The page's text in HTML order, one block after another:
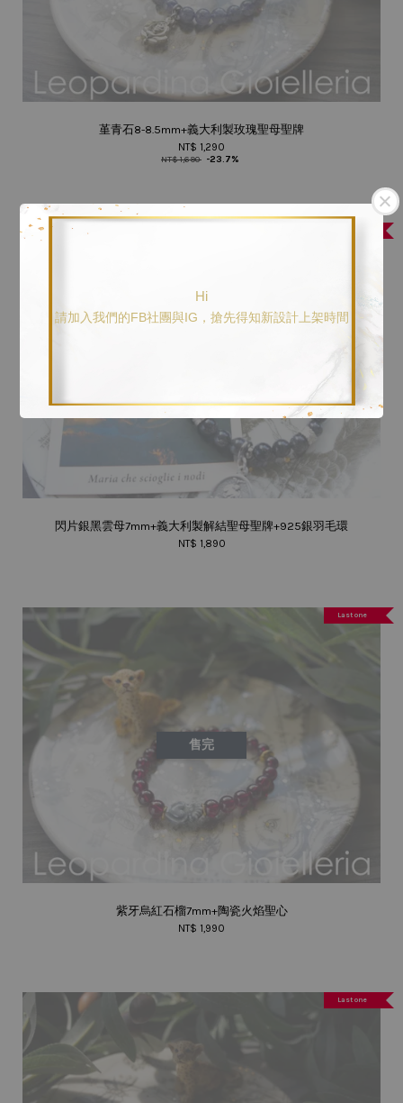
Hi
請加入我們的FB社團與IG，搶先得知新設計上架時間
堇青石8-8.5mm+義大利製玫瑰聖母聖牌
NT$ 1,290
NT$ 1,690 -23.7%
閃片銀黑雲母7mm+義大利製解結聖母聖牌+925銀羽毛環
NT$ 1,890
售完
Last one
紫牙烏紅石榴7mm+陶瓷火焰聖心
NT$ 1,990
Last one